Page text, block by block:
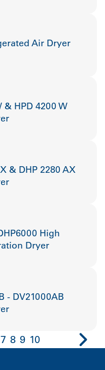
Air Dryer
& HPD 4200 W
& DHP 2280 AX
High
Dryer
- DV21000AB
7 8 9 10